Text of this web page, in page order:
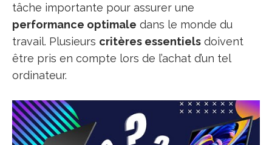
tâche importante pour assurer une
performance optimale dans le monde du
travail. Plusieurs critères essentiels doivent
être pris en compte lors de l’achat d’un tel
ordinateur.